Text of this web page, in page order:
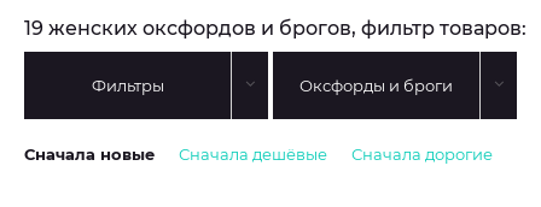
19 женских оксфордов и брогов, фильтр товаров:
Фильтры Оксфорды и броги
Сначала новые Сначала дешёвые Сначала дорогие